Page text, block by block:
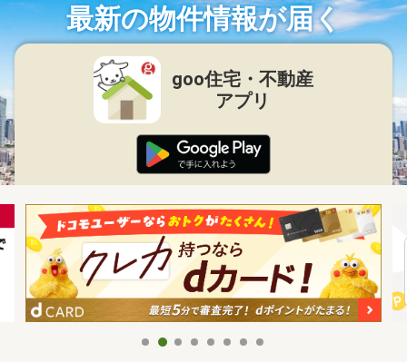
最新の物件情報が届く
goo住宅・不動産
アプリ